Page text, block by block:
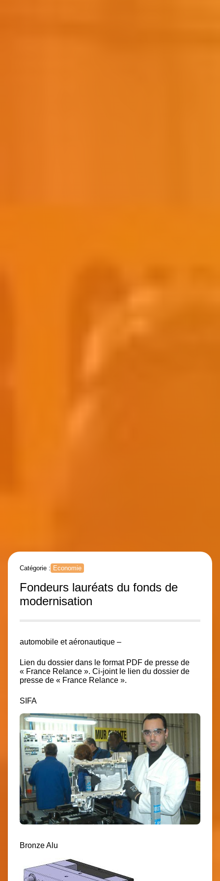
Catégorie : Economie
Fondeurs lauréats du fonds de
modernisation
automobile et aéronautique –
Lien du dossier dans le format PDF de presse de
« France Relance ». Ci-joint le lien du dossier de
presse de « France Relance ».
SIFA
Bronze Alu